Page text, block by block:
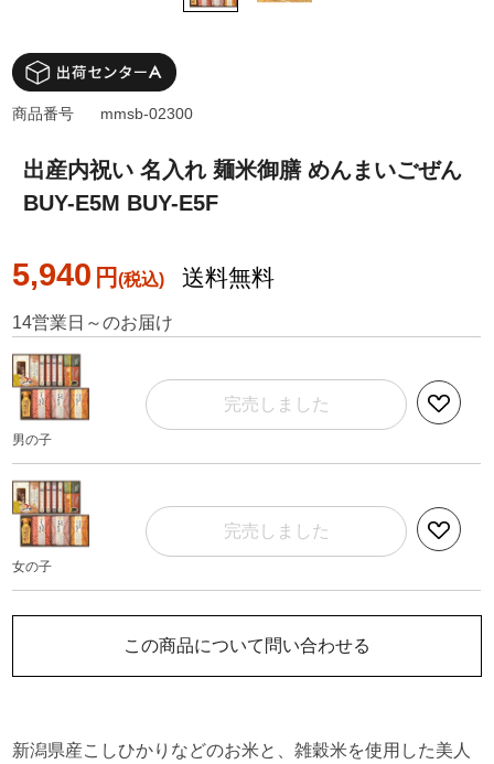
出産内祝い 名入れ 麺米御膳 めんまいごぜん
BUY-E5M BUY-E5F
5,940 円 送料無料
商品番号 mmsb-02300
14営業日～のお届け
男の子
完売しました
女の子
完売しました
この商品について問い合わせる
新潟県産こしひかりなどのお米と、雑穀米を使用した美人